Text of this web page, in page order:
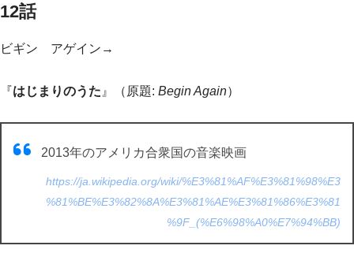
12話
ビギン アゲイン→
『 はじまりのうた』（原題: Begin Again）
2013年のアメリカ合衆国の音楽映画
https://ja.wikipedia.org/wiki/%E3%81%AF%E3%81%98%E3
%81%BE%E3%82%8A%E3%81%AE%E3%81%86%E3%81
%9F_(%E6%98%A0%E7%94%BB)